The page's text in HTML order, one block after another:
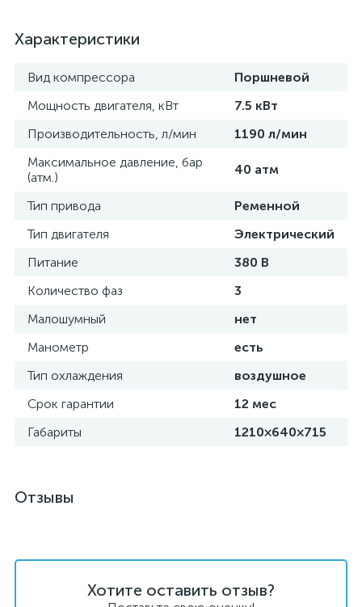
Характеристики
Вид компрессора
Поршневой
Мощность двигателя, кВт
7.5 кВт
Производительность, л/мин
1190 л/мин
Максимальное давление, бар
(атм.)
40 атм
Тип привода
Ременной
Тип двигателя
Электрический
Питание
380 В
Количество фаз
3
Малошумный
нет
Манометр
есть
Тип охлаждения
воздушное
Срок гарантии
12 мес
Габариты
1210×640×715
Отзывы
Хотите оставить отзыв?